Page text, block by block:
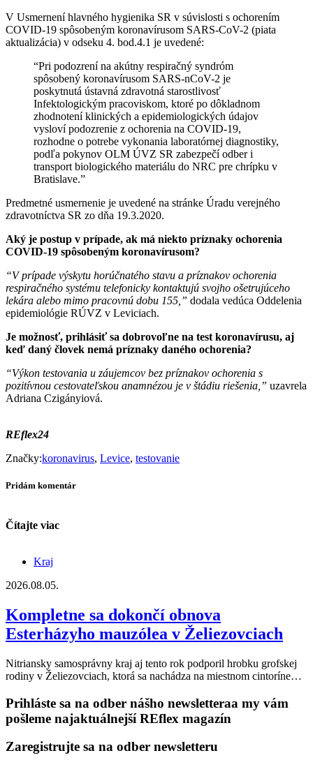
V Usmernení hlavného hygienika SR v súvislosti s ochorením
COVID-19 spôsobeným koronavírusom SARS-CoV-2 (piata
aktualizácia) v odseku 4. bod.4.1 je uvedené:
“Pri podozrení na akútny respiračný syndróm
spôsobený koronavírusom SARS-nCoV-2 je
poskytnutá ústavná zdravotná starostlivosť
Infektologickým pracoviskom, ktoré po dôkladnom
zhodnotení klinických a epidemiologických údajov
vysloví podozrenie z ochorenia na COVID-19,
rozhodne o potrebe vykonania laboratórnej diagnostiky,
podľa pokynov OLM ÚVZ SR zabezpečí odber i
transport biologického materiálu do NRC pre chrípku v
Bratislave.”
Predmetné usmernenie je uvedené na stránke Úradu verejného
zdravotníctva SR zo dňa 19.3.2020.
Aký je postup v prípade, ak má niekto príznaky ochorenia
COVID-19 spôsobeným koronavírusom?
“V prípade výskytu horúčnatého stavu a príznakov ochorenia
respiračného systému telefonicky kontaktujú svojho ošetrujúceho
lekára alebo mimo pracovnú dobu 155,” dodala vedúca Oddelenia
epidemiológie RÚVZ v Leviciach.
Je možnosť, prihlásiť sa dobrovoľne na test koronavírusu, aj
keď daný človek nemá príznaky daného ochorenia?
“Výkon testovania u záujemcov bez príznakov ochorenia s
pozitívnou cestovateľskou anamnézou je v štádiu riešenia,” uzavrela
Adriana Czigányiová.
REflex24
Značky:koronavirus, Levice, testovanie
Pridám komentár
Čítajte viac
Kraj
2026.08.05.
Kompletne sa dokončí obnova
Esterházyho mauzólea v Želiezovciach
Nitriansky samosprávny kraj aj tento rok podporil hrobku grofskej
rodiny v Želiezovciach, ktorá sa nachádza na miestnom cintoríne…
Prihláste sa na odber nášho newsletteraa my vám
pošleme najaktuálnejší REflex magazín
Zaregistrujte sa na odber newsletteru